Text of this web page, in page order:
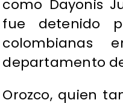
como Dayonis
fue detenido
departamento
Orozco, quien